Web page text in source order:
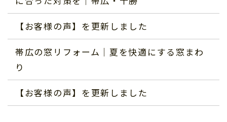
【お客様の声】を更新しました
帯広の窓リフォーム｜夏を快適にする窓まわ
り
【お客様の声】を更新しました